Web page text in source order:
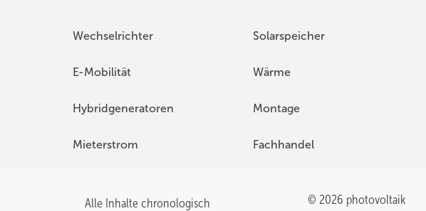
Wechselrichter Solarspeicher
E-Mobilität Wärme
Hybridgeneratoren Montage
Mieterstrom Fachhandel
Alle Inhalte chronologisch © 2026 photovoltaik